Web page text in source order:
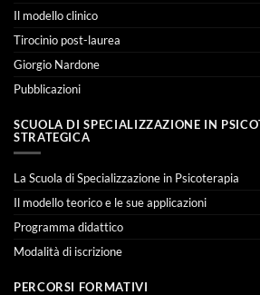
Il modello clinico
Tirocinio post-laurea
Giorgio Nardone
Pubblicazioni
SCUOLA DI SPECIALIZZAZIONE IN
STRATEGICA
La Scuola di Specializzazione in Psicoterapia
Il modello teorico e le sue applicazioni
Programma didattico
Modalità di iscrizione
PERCORSI FORMATIVI